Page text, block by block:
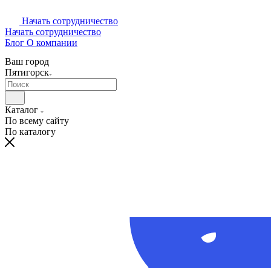
Начать сотрудничество
Начать сотрудничество
Блог О компании
Ваш город
Пятигорск
Каталог
По всему сайту
По каталогу